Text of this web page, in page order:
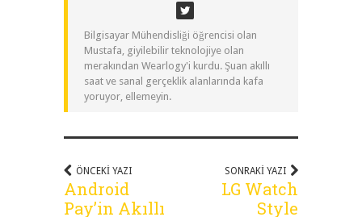
Bilgisayar Mühendisliği öğrencisi olan
Mustafa, giyilebilir teknolojiye olan
merakından Wearlogy'i kurdu. Şuan akıllı
saat ve sanal gerçeklik alanlarında kafa
yoruyor, ellemeyin.
ÖNCEKI YAZI
Android
Pay’in Akıllı
SONRAKI YAZI
LG Watch
Style